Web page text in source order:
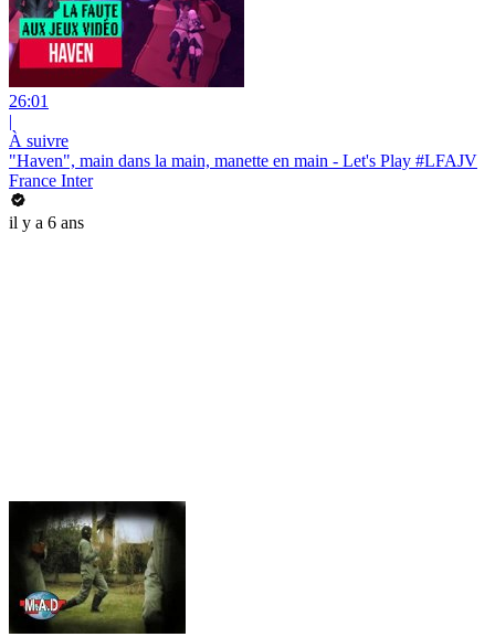
26:01
|
À suivre
"Haven", main dans la main, manette en main - Let's Play #LFAJV
France Inter
il y a 6 ans